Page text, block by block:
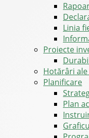
Linia
Proiecte
Hotărâri
Planificare
Plan